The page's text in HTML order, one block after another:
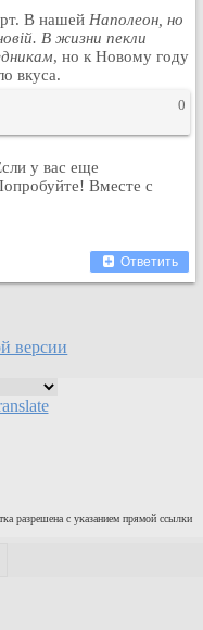
В нашей Наполеон, но
В жизни пекли
, но к Новому году
вкуса.
0
у вас еще
Вместе с
Ответить
версии
разрешена с указанием прямой ссылки